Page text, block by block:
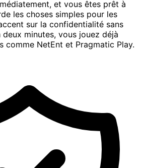
et vous êtes prêt à
les choses simples pour les
sur la confidentialité sans
minutes, vous jouez déjà
comme NetEnt et Pragmatic Play.